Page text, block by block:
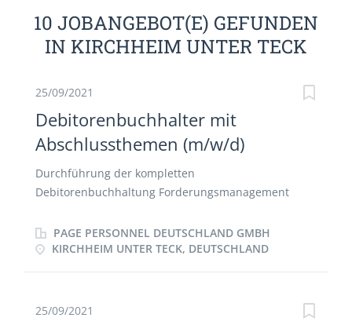
10 JOBANGEBOT(E) GEFUNDEN
IN KIRCHHEIM UNTER TECK
25/09/2021
Debitorenbuchhalter mit
Abschlussthemen (m/w/d)
Durchführung der kompletten
Debitorenbuchhaltung Forderungsmanagement
Mitarbeit bei den Monats- und Jahresabschlüssen
Unterstützung im Rahmen der Anlagenbuchhaltung
PAGE PERSONNEL DEUTSCHLAND GMBH
KIRCHHEIM UNTER TECK, DEUTSCHLAND
25/09/2021